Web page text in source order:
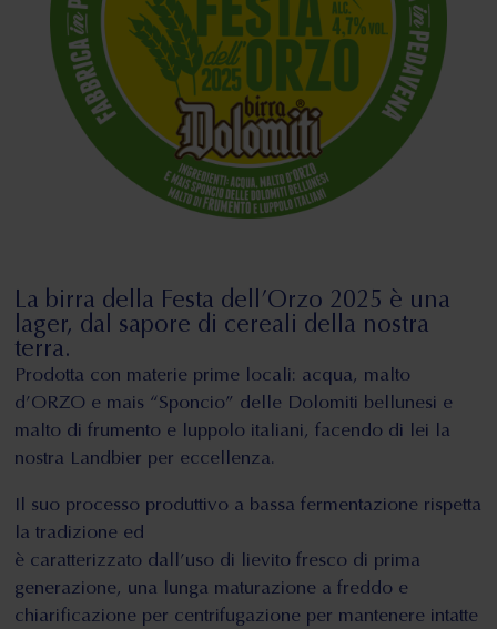
La birra della Festa dell’Orzo 2025 è una
lager, dal sapore di cereali della nostra
terra.
Prodotta con materie prime locali: acqua, malto
d’ORZO e mais “Sponcio” delle Dolomiti bellunesi e
malto di frumento e luppolo italiani, facendo di lei la
nostra Landbier per eccellenza.
Il suo processo produttivo a bassa fermentazione rispetta
la tradizione ed
è caratterizzato dall’uso di lievito fresco di prima
generazione, una lunga maturazione a freddo e
chiarificazione per centrifugazione per mantenere intatte